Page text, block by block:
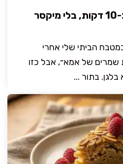
עוגת שמרים פרווה ב-10 דקות, בלי מיקסר
הביתי שלי אחרי
שמרים של אמא״, אבל כזו
בתור ...